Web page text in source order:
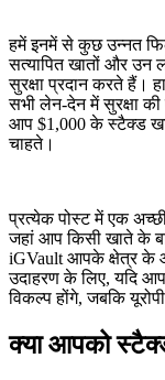
हमें इनमें से कुछ उन्नत
सत्यापित खातों और उन
सुरक्षा प्रदान करते हैं।
सभी लेन-देन में सुरक्षा
आप $1,000 के स्टैक्ड
चाहते।
प्रत्येक पोस्ट में एक
जहां आप किसी खाते के
iGVault आपके क्षेत्र के
उदाहरण के लिए, यदि
विकल्प होंगे, जबकि
क्या आपको